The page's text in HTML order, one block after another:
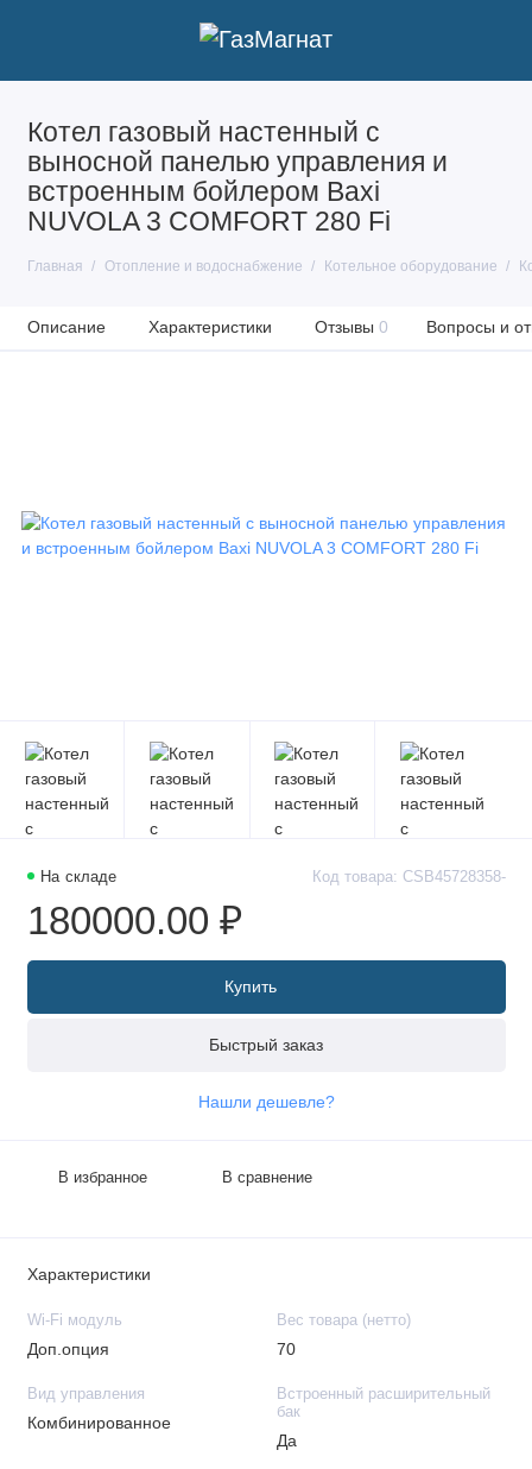
Котел газовый настенный с
выносной панелью управления и
встроенным бойлером Baxi
NUVOLA 3 COMFORT 280 Fi
Главная Отопление и водоснабжение Котельное оборудование
Описание Характеристики Отзывы 0 Вопросы и
На складе Код товара: CSB45728358-
180000.00 ₽
Купить
Быстрый заказ
Нашли дешевле?
В избранное В сравнение
Характеристики
Wi-Fi модуль
Доп.опция
Вес товара (нетто)
70
Вид управления
Комбинированное
Встроенный расширительный
бак
Да